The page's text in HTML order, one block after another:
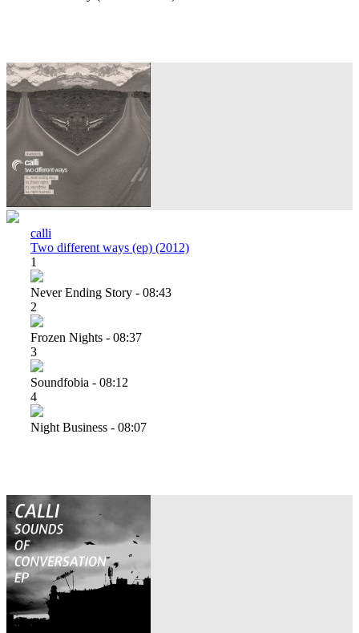
calli
Two different ways (ep) (2012)
1
Never Ending Story - 08:43
2
Frozen Nights - 08:37
3
Soundfobia - 08:12
4
Night Business - 08:07